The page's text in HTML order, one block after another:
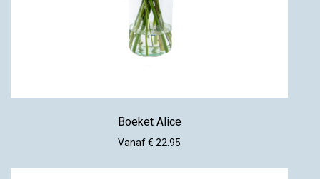
Boeket Alice
Vanaf € 22.95